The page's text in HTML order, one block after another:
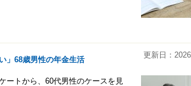
」68歳男性の年金生活
更新日：
ートから、60代男性のケースを見